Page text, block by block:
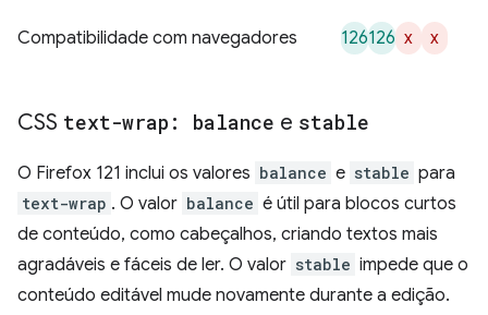
Compatibilidade com navegadores 126126 x x
CSS text-wrap: balance e stable
O Firefox 121 inclui os valores balance e stable para
text-wrap . O valor balance é útil para blocos curtos
de conteúdo, como cabeçalhos, criando textos mais
agradáveis e fáceis de ler. O valor stable impede que o
conteúdo editável mude novamente durante a edição.